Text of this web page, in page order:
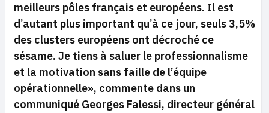
meilleurs pôles français et européens. Il est
d’autant plus important qu’à ce jour, seuls 3,5%
des clusters européens ont décroché ce
sésame. Je tiens à saluer le professionnalisme
et la motivation sans faille de l’équipe
opérationnelle», commente dans un
communiqué Georges Falessi, directeur général